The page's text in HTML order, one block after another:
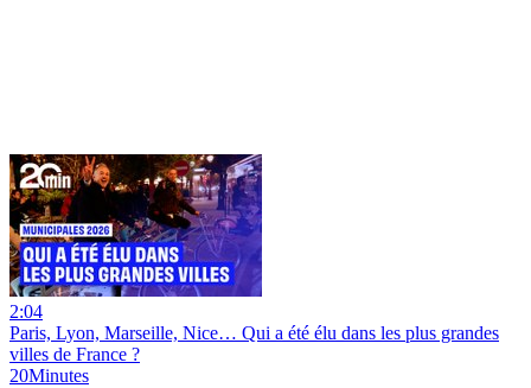
2:04
Paris, Lyon, Marseille, Nice… Qui a été élu dans les plus grandes
villes de France ?
20Minutes